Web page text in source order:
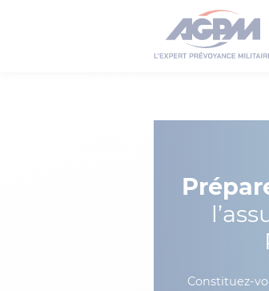
Constituez-